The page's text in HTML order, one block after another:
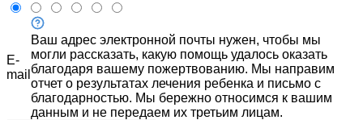
E-
mail
Ваш адрес электронной почты нужен, чтобы мы
могли рассказать, какую помощь удалось оказать
благодаря вашему пожертвованию. Мы направим
отчет о результатах лечения ребенка и письмо с
благодарностью. Мы бережно относимся к вашим
данным и не передаем их третьим лицам.